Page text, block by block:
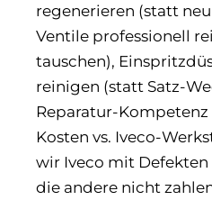
regenerieren (statt neu
Ventile professionell
tauschen),
reinigen (statt Satz-
Reparatur-Kompetenz
Kosten vs. Iveco-
wir Iveco mit Defekten
die andere nicht